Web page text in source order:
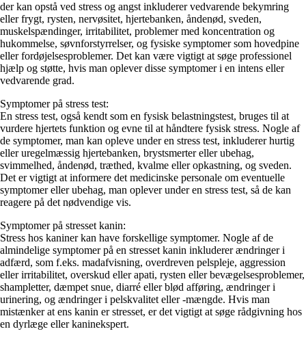
der kan opstå ved stress og angst inkluderer vedvarende bekymring
eller frygt, rysten, nervøsitet, hjertebanken, åndenød, sveden,
muskelspændinger, irritabilitet, problemer med koncentration og
hukommelse, søvnforstyrrelser, og fysiske symptomer som hovedpine
eller fordøjelsesproblemer. Det kan være vigtigt at søge professionel
hjælp og støtte, hvis man oplever disse symptomer i en intens eller
vedvarende grad.
Symptomer på stress test:
En stress test, også kendt som en fysisk belastningstest, bruges til at
vurdere hjertets funktion og evne til at håndtere fysisk stress. Nogle af
de symptomer, man kan opleve under en stress test, inkluderer hurtig
eller uregelmæssig hjertebanken, brystsmerter eller ubehag,
svimmelhed, åndenød, træthed, kvalme eller opkastning, og sveden.
Det er vigtigt at informere det medicinske personale om eventuelle
symptomer eller ubehag, man oplever under en stress test, så de kan
reagere på det nødvendige vis.
Symptomer på stresset kanin:
Stress hos kaniner kan have forskellige symptomer. Nogle af de
almindelige symptomer på en stresset kanin inkluderer ændringer i
adfærd, som f.eks. madafvisning, overdreven pelspleje, aggression
eller irritabilitet, overskud eller apati, rysten eller bevægelsesproblemer,
shampletter, dæmpet snue, diarré eller blød afføring, ændringer i
urinering, og ændringer i pelskvalitet eller -mængde. Hvis man
mistænker at ens kanin er stresset, er det vigtigt at søge rådgivning hos
en dyrlæge eller kaninekspert.